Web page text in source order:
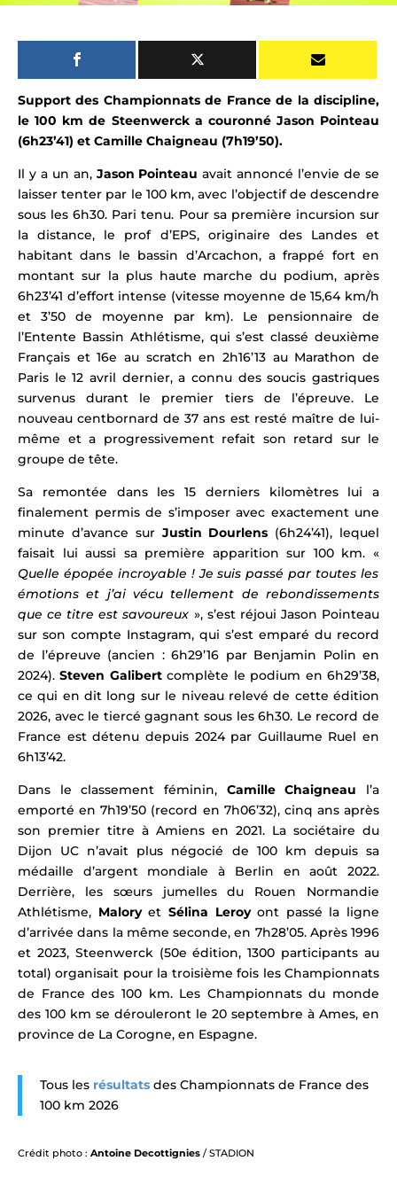
Support des Championnats de France de la discipline,
le 100 km de Steenwerck a couronné Jason Pointeau
(6h23’41) et Camille Chaigneau (7h19’50).
Il y a un an, Jason Pointeauavait annoncé l’envie de se
laisser tenter par le 100 km, avec l’objectif de descendre
sous les 6h30. Pari tenu. Pour sa première incursion sur
la distance, le prof d’EPS, originaire des Landes et
habitant dans le bassin d’Arcachon, a frappé fort en
montant sur la plus haute marche du podium, après
6h23’41 d’effort intense (vitesse moyenne de 15,64 km/h
et 3’50 de moyenne par km). Le pensionnaire de
l’Entente Bassin Athlétisme, qui s’est classé deuxième
Français et 16e au scratch en 2h16’13 au Marathon de
Paris le 12 avril dernier, a connu des soucis gastriques
survenus durant le premier tiers de l’épreuve. Le
nouveau centbornard de 37 ans est resté maître de lui-
même et a progressivement refait son retard sur le
groupe de tête.
Sa remontée dans les 15 derniers kilomètres lui a
finalement permis de s’imposer avec exactement une
minute d’avance sur Justin Dourlens (6h24’41), lequel
faisait lui aussi sa première apparition sur 100 km. «
Quelle épopée incroyable ! Je suis passé par toutes les
émotions et j’ai vécu tellement de rebondissements
que ce titre est savoureux », s’est réjoui Jason Pointeau
sur son compte Instagram, qui s’est emparé du record
de l’épreuve (ancien : 6h29’16 par Benjamin Polin en
2024).Steven Galibertcomplète le podium en 6h29’38,
ce qui en dit long sur le niveau relevé de cette édition
2026, avec le tiercé gagnant sous les 6h30. Le record de
France est détenu depuis 2024 par Guillaume Ruel en
6h13’42.
Dans le classement féminin, Camille Chaigneau l’a
emporté en 7h19’50 (record en 7h06’32), cinq ans après
son premier titre à Amiens en 2021. La sociétaire du
Dijon UC n’avait plus négocié de 100 km depuis sa
médaille d’argent mondiale à Berlin en août 2022.
Derrière, les sœurs jumelles du Rouen Normandie
Athlétisme, Maloryet Sélina Leroyont passé la ligne
d’arrivée dans la même seconde, en 7h28’05. Après 1996
et 2023, Steenwerck (50e édition, 1300 participants au
total) organisait pour la troisième fois les Championnats
de France des 100 km. Les Championnats du monde
des 100 km se dérouleront le 20 septembre à Ames, en
province de La Corogne, en Espagne.
Tous les résultats des Championnats de France des
100 km 2026
Crédit photo : Antoine Decottignies / STADION